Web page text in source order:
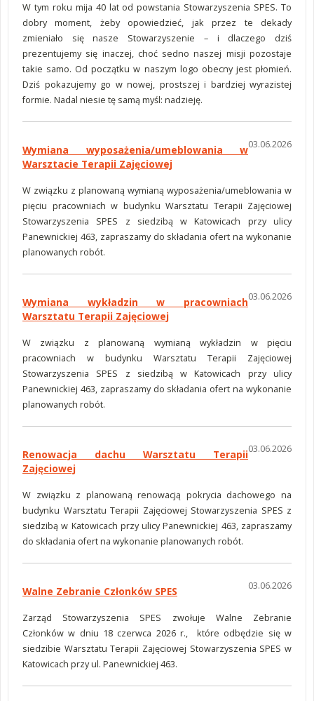
W tym roku mija 40 lat od powstania Stowarzyszenia SPES. To
dobry moment, żeby opowiedzieć, jak przez te dekady
zmieniało się nasze Stowarzyszenie – i dlaczego dziś
prezentujemy się inaczej, choć sedno naszej misji pozostaje
takie samo. Od początku w naszym logo obecny jest płomień.
Dziś pokazujemy go w nowej, prostszej i bardziej wyrazistej
formie. Nadal niesie tę samą myśl: nadzieję.
03.06.2026
Wymiana wyposażenia/umeblowania w
Warsztacie Terapii Zajęciowej
W związku z planowaną wymianą wyposażenia/umeblowania w
pięciu pracowniach w budynku Warsztatu Terapii Zajęciowej
Stowarzyszenia SPES z siedzibą w Katowicach przy ulicy
Panewnickiej 463, zapraszamy do składania ofert na wykonanie
planowanych robót.
03.06.2026
Wymiana wykładzin w pracowniach
Warsztatu Terapii Zajęciowej
W związku z planowaną wymianą wykładzin w pięciu
pracowniach w budynku Warsztatu Terapii Zajęciowej
Stowarzyszenia SPES z siedzibą w Katowicach przy ulicy
Panewnickiej 463, zapraszamy do składania ofert na wykonanie
planowanych robót.
03.06.2026
Renowacja dachu Warsztatu Terapii
Zajęciowej
W związku z planowaną renowacją pokrycia dachowego na
budynku Warsztatu Terapii Zajęciowej Stowarzyszenia SPES z
siedzibą w Katowicach przy ulicy Panewnickiej 463, zapraszamy
do składania ofert na wykonanie planowanych robót.
03.06.2026
Walne Zebranie Członków SPES
Zarząd Stowarzyszenia SPES zwołuje Walne Zebranie
Członków w dniu 18 czerwca 2026 r., które odbędzie się w
siedzibie Warsztatu Terapii Zajęciowej Stowarzyszenia SPES w
Katowicach przy ul. Panewnickiej 463.